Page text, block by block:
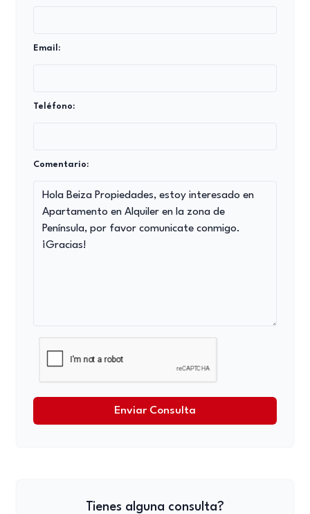
Email:
Teléfono:
Comentario:
Enviar Consulta
Tienes alguna consulta?